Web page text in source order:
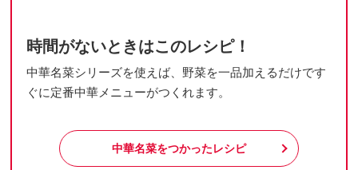
時間がないときはこのレシピ！
中華名菜シリーズを使えば、野菜を一品加えるだけです
ぐに定番中華メニューがつくれます。
中華名菜をつかったレシピ